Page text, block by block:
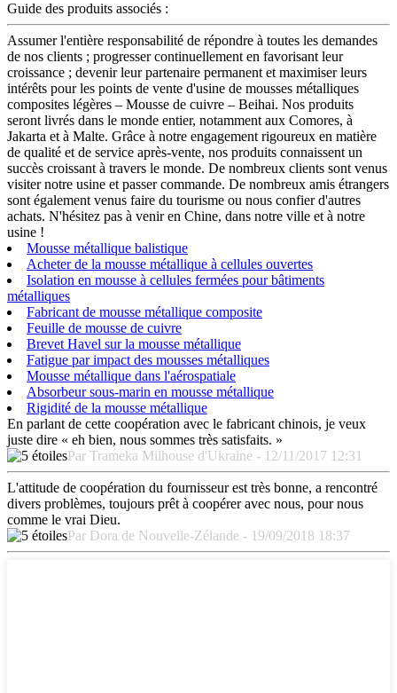
Guide des produits associés :
Assumer l'entière responsabilité de répondre à toutes les demandes
de nos clients ; progresser continuellement en favorisant leur
croissance ; devenir leur partenaire permanent et maximiser leurs
intérêts pour les points de vente d'usine de mousses métalliques
composites légères – Mousse de cuivre – Beihai. Nos produits
seront livrés dans le monde entier, notamment aux Comores, à
Jakarta et à Malte. Grâce à notre engagement rigoureux en matière
de qualité et de service après-vente, nos produits connaissent un
succès croissant à travers le monde. De nombreux clients sont venus
visiter notre usine et passer commande. De nombreux amis étrangers
sont également venus faire du tourisme ou nous confier d'autres
achats. N'hésitez pas à venir en Chine, dans notre ville et à notre
usine !
Mousse métallique balistique
Acheter de la mousse métallique à cellules ouvertes
Isolation en mousse à cellules fermées pour bâtiments
métalliques
Fabricant de mousse métallique composite
Feuille de mousse de cuivre
Brevet Havel sur la mousse métallique
Fatigue par impact des mousses métalliques
Mousse métallique dans l'aérospatiale
Absorbeur sous-marin en mousse métallique
Rigidité de la mousse métallique
En parlant de cette coopération avec le fabricant chinois, je veux
juste dire « eh bien, nous sommes très satisfaits. »
Par Trameka Milhouse d'Ukraine - 12/11/2017 12:31
L'attitude de coopération du fournisseur est très bonne, a rencontré
divers problèmes, toujours prêt à coopérer avec nous, pour nous
comme le vrai Dieu.
Par Dora de Nouvelle-Zélande - 19/09/2018 18:37